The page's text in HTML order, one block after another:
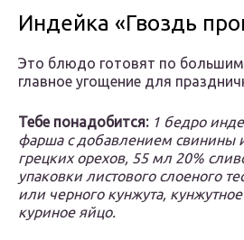
Индейка «Гвоздь
Это блюдо готовят по большим
главное угощение для
Тебе понадобится: 1 бедро
фарша с добавлением свинины
грецких орехов, 55 мл 20%
упаковки листового слоеного
или черного кунжута,
куриное яйцо.